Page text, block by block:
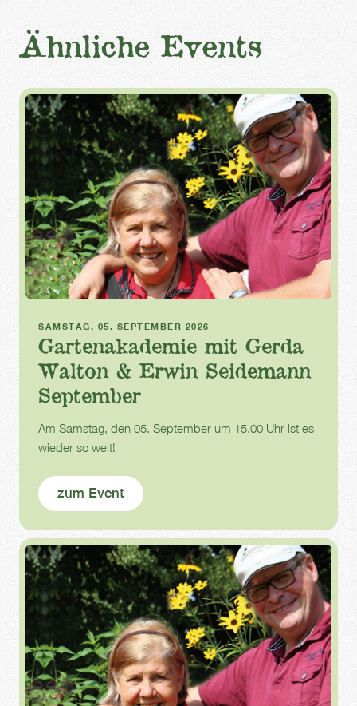
Ähnliche Events
SAMSTAG, 05. SEPTEMBER 2026
Gartenakademie mit Gerda
Walton & Erwin Seidemann
September
Am Samstag, den 05. September um 15.00 Uhr ist es
wieder so weit!
zum Event